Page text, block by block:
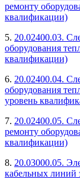
ремонту
квалификации)
5. 20.02400.03.
оборудования
квалификации)
6. 20.02400.04.
оборудования
уровень
7. 20.02400.05.
ремонту
квалификации)
8. 20.03000.05.
кабельных линий